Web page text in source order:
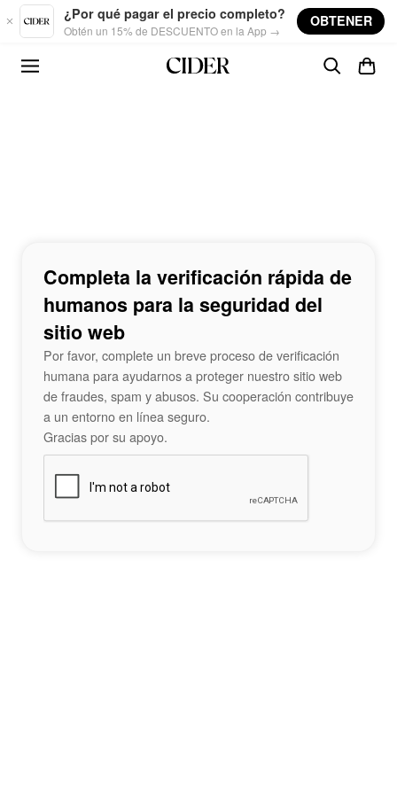
Skip to main content
¿Por qué pagar el precio completo?
Obtén un 15% de DESCUENTO en la App →
OBTENER
Completa la verificación rápida de
humanos para la seguridad del
sitio web
Por favor, complete un breve proceso de verificación
humana para ayudarnos a proteger nuestro sitio web
de fraudes, spam y abusos. Su cooperación contribuye
a un entorno en línea seguro.
Gracias por su apoyo.